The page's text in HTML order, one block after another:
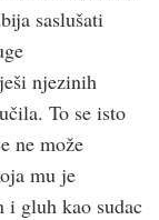
saslušati
njezinih
To se isto
ne može
mu je
i gluh kao sudac